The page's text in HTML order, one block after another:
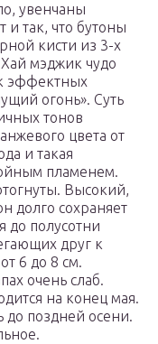
увенчаны
так, что бутоны
кисти из 3-х
мэджик чудо
эффектных
огонь». Суть
тонов
цвета от
и такая
пламенем.
Высокий,
долго сохраняет
до полусотни
друг к
6 до 8 см.
очень слаб.
на конец мая.
до поздней осени.